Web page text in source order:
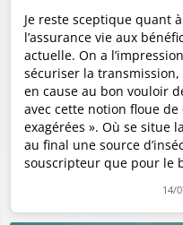
Je reste sceptique quant
l’assurance vie aux
actuelle. On a
sécuriser la
en cause au bon vouloir
avec cette notion floue
exagérées ». Où se situe
au final une source
souscripteur que pour le
14/